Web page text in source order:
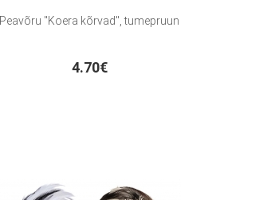
Peavõru "Koera kõrvad", tumepruun
4.70€